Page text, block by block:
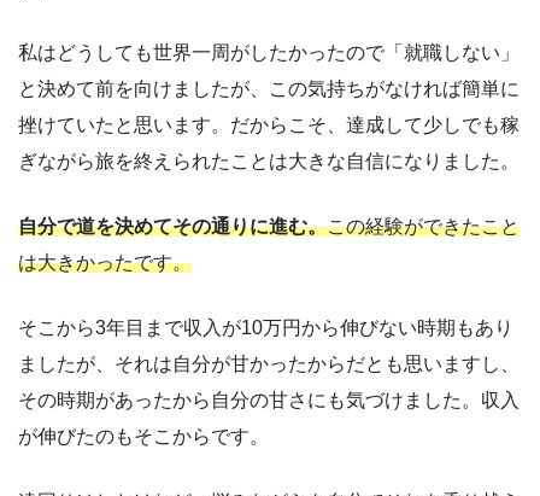
私はどうしても世界一周がしたかったので「就職しない」
と決めて前を向けましたが、この気持ちがなければ簡単に
挫けていたと思います。だからこそ、達成して少しでも稼
ぎながら旅を終えられたことは大きな自信になりました。
自分で道を決めてその通りに進む。この経験ができたこと
は大きかったです。
そこから3年目まで収入が10万円から伸びない時期もあり
ましたが、それは自分が甘かったからだとも思いますし、
その時期があったから自分の甘さにも気づけました。収入
が伸びたのもそこからです。